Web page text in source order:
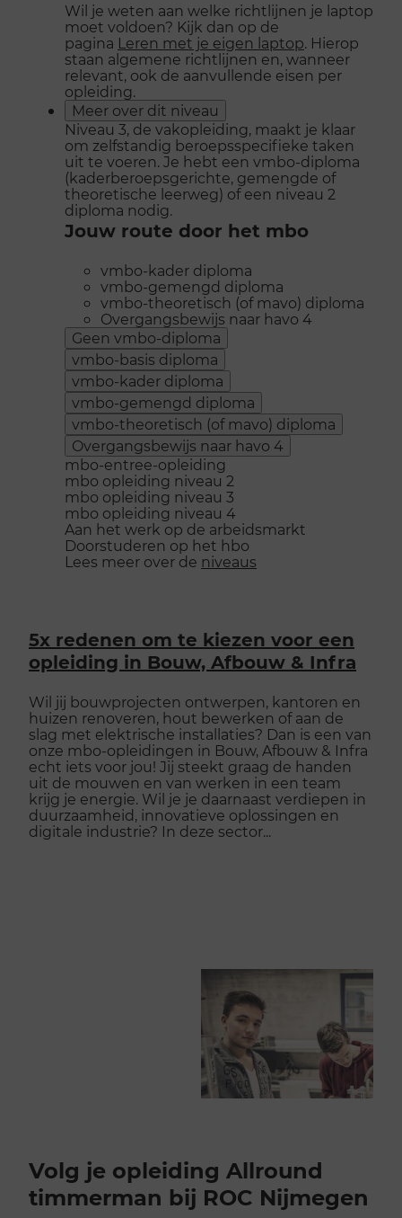
Wil je weten aan welke richtlijnen je laptop
moet voldoen? Kijk dan op de
pagina Leren met je eigen laptop. Hierop
staan algemene richtlijnen en, wanneer
relevant, ook de aanvullende eisen per
opleiding.
Meer over dit niveau
Niveau 3, de vakopleiding, maakt je klaar
om zelfstandig beroepsspecifieke taken
uit te voeren. Je hebt een vmbo-diploma
(kaderberoepsgerichte, gemengde of
theoretische leerweg) of een niveau 2
diploma nodig.
Jouw route door het mbo
vmbo-kader diploma
vmbo-gemengd diploma
vmbo-theoretisch (of mavo) diploma
Overgangsbewijs naar havo 4
Geen vmbo-diploma
vmbo-basis diploma
vmbo-kader diploma
vmbo-gemengd diploma
vmbo-theoretisch (of mavo) diploma
Overgangsbewijs naar havo 4
mbo-entree-opleiding
mbo opleiding niveau 2
mbo opleiding niveau 3
mbo opleiding niveau 4
Aan het werk op de arbeidsmarkt
Doorstuderen op het hbo
Lees meer over de niveaus
5x redenen om te kiezen voor een
opleiding in Bouw, Afbouw & Infra
Wil jij bouwprojecten ontwerpen, kantoren en
huizen renoveren, hout bewerken of aan de
slag met elektrische installaties? Dan is een van
onze mbo-opleidingen in Bouw, Afbouw & Infra
echt iets voor jou! Jij steekt graag de handen
uit de mouwen en van werken in een team
krijg je energie. Wil je je daarnaast verdiepen in
duurzaamheid, innovatieve oplossingen en
digitale industrie? In deze sector...
Volg je opleiding Allround
timmerman bij ROC Nijmegen